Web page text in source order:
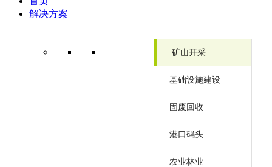
解决方案
矿山开采
基础设施建设
固废回收
港口码头
农业林业